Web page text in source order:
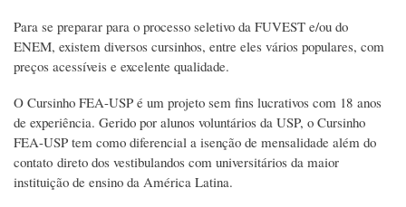
Para se preparar para o processo seletivo da FUVEST e/ou do
ENEM, existem diversos cursinhos, entre eles vários populares, com
preços acessíveis e excelente qualidade.
O Cursinho FEA-USP é um projeto sem fins lucrativos com 18 anos
de experiência. Gerido por alunos voluntários da USP, o Cursinho
FEA-USP tem como diferencial a isenção de mensalidade além do
contato direto dos vestibulandos com universitários da maior
instituição de ensino da América Latina.